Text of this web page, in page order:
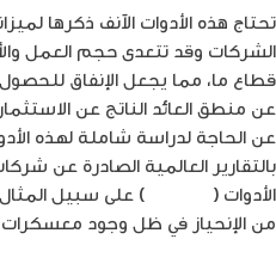
تحتاج هذه الأدوات الآنف ذكرها
الشركات وقد تتعدى حجم العمل
قطاع ما، مما يجعل الإنفاق
عن الحاجة لدراسة شاملة لهذه
بالتقارير العالمية الصادرة عن
الأدوات (
) على سبيل
من الإنحياز في ظل وجود